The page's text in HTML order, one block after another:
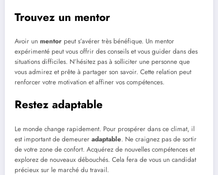
Trouvez un mentor
Avoir un mentor peut s’avérer très bénéfique. Un mentor
expérimenté peut vous offrir des conseils et vous guider dans des
situations difficiles. N’hésitez pas à solliciter une personne que
vous admirez et prête à partager son savoir. Cette relation peut
renforcer votre motivation et affiner vos compétences.
Restez adaptable
Le monde change rapidement. Pour prospérer dans ce climat, il
est important de demeurer adaptable. Ne craignez pas de sortir
de votre zone de confort. Acquérez de nouvelles compétences et
explorez de nouveaux débouchés. Cela fera de vous un candidat
précieux sur le marché du travail.